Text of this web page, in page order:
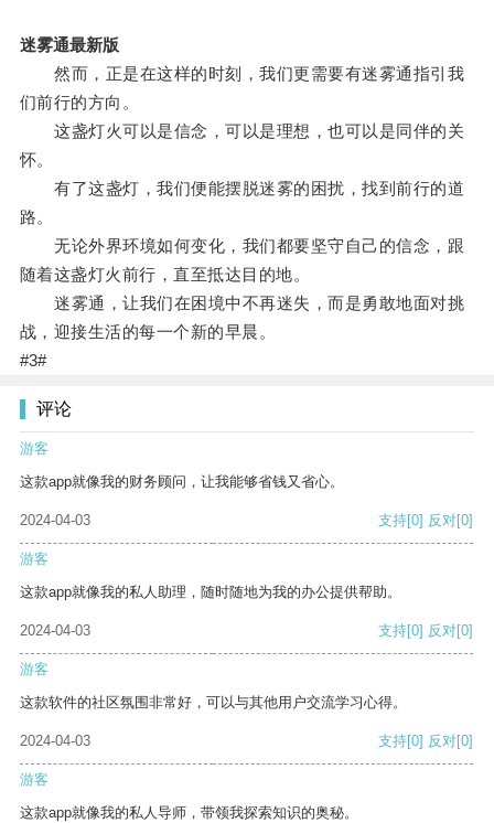
迷雾通最新版
然而，正是在这样的时刻，我们更需要有迷雾通指引我
们前行的方向。
这盏灯火可以是信念，可以是理想，也可以是同伴的关
怀。
有了这盏灯，我们便能摆脱迷雾的困扰，找到前行的道
路。
无论外界环境如何变化，我们都要坚守自己的信念，跟
随着这盏灯火前行，直至抵达目的地。
迷雾通，让我们在困境中不再迷失，而是勇敢地面对挑
战，迎接生活的每一个新的早晨。
#3#
评论
游客
这款app就像我的财务顾问，让我能够省钱又省心。
2024-04-03 支持[0] 反对[0]
游客
这款app就像我的私人助理，随时随地为我的办公提供帮助。
2024-04-03 支持[0] 反对[0]
游客
这款软件的社区氛围非常好，可以与其他用户交流学习心得。
2024-04-03 支持[0] 反对[0]
游客
这款app就像我的私人导师，带领我探索知识的奥秘。